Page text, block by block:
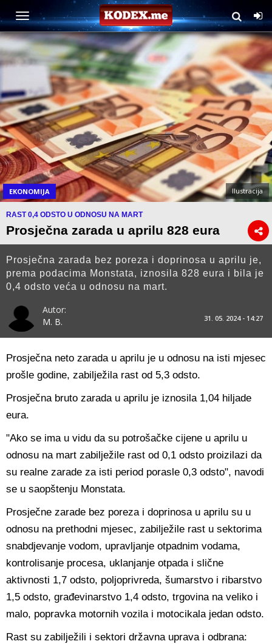
EKONOMIJA Ilustracija
RAST 0,4 ODSTO U ODNOSU NA MART
Prosječna zarada u aprilu 828 eura
Prosječna zarada bez poreza i doprinosa u aprilu je,
prema podacima Monstata, iznosila 828 eura i bila je
0,4 odsto veća u odnosu na mart.
Autor:
M. B.
31. 05. 2024 - 14:27
Prosječna neto zarada u aprilu je u odnosu na isti mjesec
prošle godine, zabilježila rast od 5,3 odsto.
Prosječna bruto zarada u aprilu je iznosila 1,04 hiljade
eura.
"Ako se ima u vidu da su potrošačke cijene u aprilu u
odnosu na mart zabilježile rast od 0,1 odsto proizilazi da
su realne zarade za isti period porasle 0,3 odsto", navodi
se u saopštenju Monstata.
Prosječne zarade bez poreza i doprinosa u aprilu su u
odnosu na prethodni mjesec, zabilježile rast u sektorima
snabdjevanje vodom, upravljanje otpadnim vodama,
kontrolisanje procesa, uklanjanje otpada i slične
aktivnosti 1,7 odsto, poljoprivreda, šumarstvo i ribarstvo
1,5 odsto, građevinarstvo 1,4 odsto, trgovina na veliko i
malo, popravka motornih vozila i motocikala jedan odsto.
Rast su zabilježili i sektori državna uprava i odbrana: